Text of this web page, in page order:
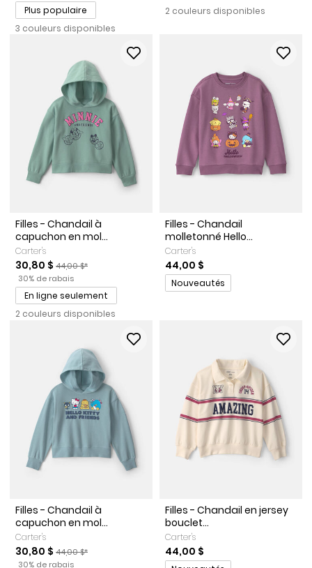
Plus populaire
3 couleurs disponibles
2 couleurs disponibles
Filles - Chandail à
capuchon en mol...
Carter's
Prix de solde
30,80 $ Prix ​​de détail suggéré par le fabricant
44,00 $*
Pourcentage de rabais
30% de rabais
En ligne seulement
2 couleurs disponibles
Filles - Chandail
molletonné Hello...
Carter's
44,00 $
Promotions
Nouveautés
Filles - Chandail à
capuchon en mol...
Carter's
Prix de solde
30,80 $ Prix ​​de détail suggéré par le fabricant
44,00 $*
Pourcentage de rabais
30% de rabais
Filles - Chandail en jersey
bouclet...
Carter's
44,00 $